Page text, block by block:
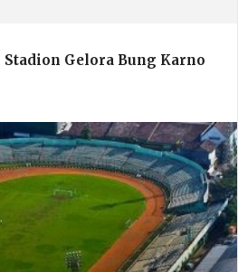
Gelora Bung Karno